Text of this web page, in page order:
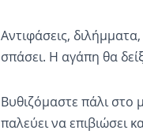
Αντιφάσεις,
σπάσει. Η αγάπη θα
Βυθιζόμαστε πάλι στο
παλεύει να επιβιώσει